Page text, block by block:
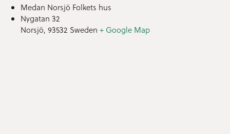
Medan Norsjö Folkets hus
Nygatan 32
Norsjö, 93532 Sweden + Google Map